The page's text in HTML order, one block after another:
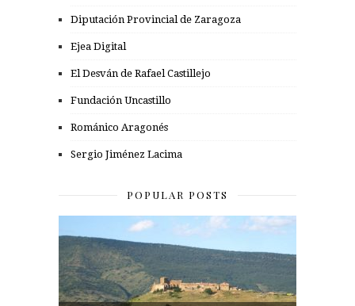
Diputación Provincial de Zaragoza
Ejea Digital
El Desván de Rafael Castillejo
Fundación Uncastillo
Románico Aragonés
Sergio Jiménez Lacima
POPULAR POSTS